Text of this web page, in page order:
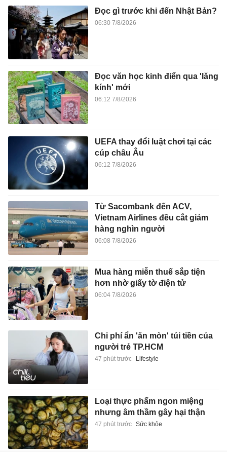
Đọc gì trước khi đến Nhật Bản?
06:30 7/8/2026
Đọc văn học kinh điển qua 'lăng
kính' mới
06:12 7/8/2026
UEFA thay đổi luật chơi tại các
cúp châu Âu
06:12 7/8/2026
Từ Sacombank đến ACV,
Vietnam Airlines đều cắt giảm
hàng nghìn người
06:08 7/8/2026
Mua hàng miễn thuế sắp tiện
hơn nhờ giấy tờ điện tử
06:04 7/8/2026
Chi phí ẩn 'ăn mòn' túi tiền của
người trẻ TP.HCM
47 phút trước Lifestyle
Loại thực phẩm ngon miệng
nhưng âm thầm gây hại thận
47 phút trước Sức khỏe